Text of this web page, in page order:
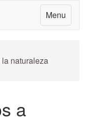
Menu
naturaleza
a